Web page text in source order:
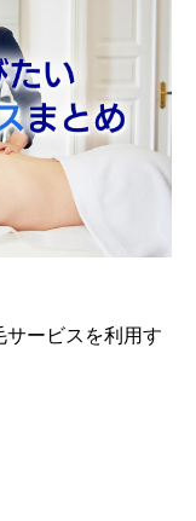
サービスを利用す